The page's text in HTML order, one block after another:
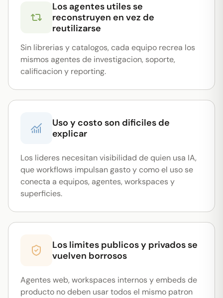
Los agentes utiles se
reconstruyen en vez de
reutilizarse
Sin librerias y catalogos, cada equipo recrea los
mismos agentes de investigacion, soporte,
calificacion y reporting.
Uso y costo son dificiles de
explicar
Los lideres necesitan visibilidad de quien usa IA,
que workflows impulsan gasto y como el uso se
conecta a equipos, agentes, workspaces y
superficies.
Los limites publicos y privados se
vuelven borrosos
Agentes web, workspaces internos y embeds de
producto no deben usar todos el mismo patron